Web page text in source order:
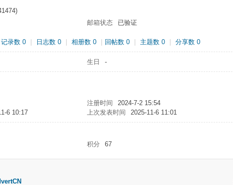
邮箱状态 已验证
记录数 0 日志数 0 相册数 0 回帖数 0 主题数 0 分享数 0
生日 -
注册时间 2024-7-2 15:54
6 10:17 上次发表时间 2025-11-6 11:01
积分 67